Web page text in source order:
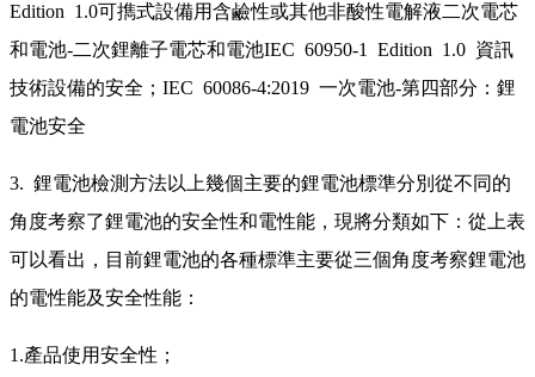
Edition 1.0可擕式設備用含鹼性或其他非酸性電解液二次電芯
和電池-二次鋰離子電芯和電池IEC 60950-1 Edition 1.0 資訊
技術設備的安全；IEC 60086-4:2019 一次電池-第四部分：鋰
電池安全
3. 鋰電池檢測方法以上幾個主要的鋰電池標準分別從不同的
角度考察了鋰電池的安全性和電性能，現將分類如下：從上表
可以看出，目前鋰電池的各種標準主要從三個角度考察鋰電池
的電性能及安全性能：
1.產品使用安全性；